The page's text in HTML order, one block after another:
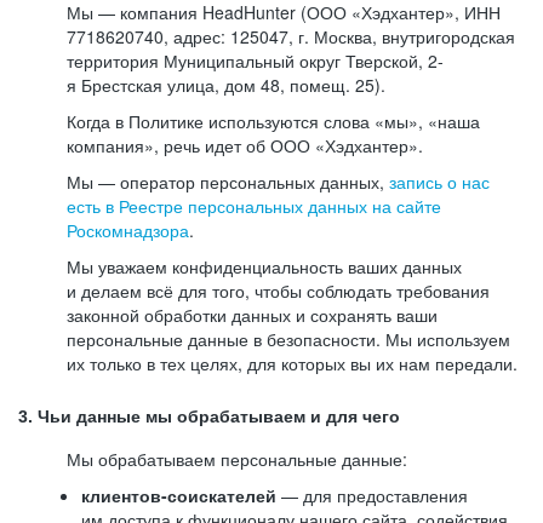
Мы — компания HeadHunter (ООО «Хэдхантер», ИНН
7718620740, адрес: 125047, г. Москва, внутригородская
территория Муниципальный округ Тверской, 2-
я Брестская улица, дом 48, помещ. 25).
Когда в Политике используются слова «мы», «наша
компания», речь идет об ООО «Хэдхантер».
Мы — оператор персональных данных, запись о нас
есть в Реестре персональных данных на сайте
Роскомнадзора.
Мы уважаем конфиденциальность ваших данных
и делаем всё для того, чтобы соблюдать требования
законной обработки данных и сохранять ваши
персональные данные в безопасности. Мы используем
их только в тех целях, для которых вы их нам передали.
3. Чьи данные мы обрабатываем и для чего
Мы обрабатываем персональные данные:
клиентов-соискателей — для предоставления